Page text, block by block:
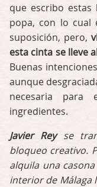
que escribo estas
popa, con lo
suposición, pero,
esta cinta se lleve
Buenas
aunque
necesaria para
ingredientes.
Javier Reyse
bloqueo creativo.
alquila una
interior de Málaga